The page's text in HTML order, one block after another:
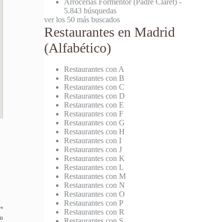
5.843 búsquedas
ver los 50 más buscados
Restaurantes en Madrid
(Alfabético)
Restaurantes con A
Restaurantes con B
Restaurantes con C
Restaurantes con D
Restaurantes con E
Restaurantes con F
Restaurantes con G
Restaurantes con H
Restaurantes con I
Restaurantes con J
Restaurantes con K
Restaurantes con L
Restaurantes con M
Restaurantes con N
Restaurantes con O
Restaurantes con P
Restaurantes con R